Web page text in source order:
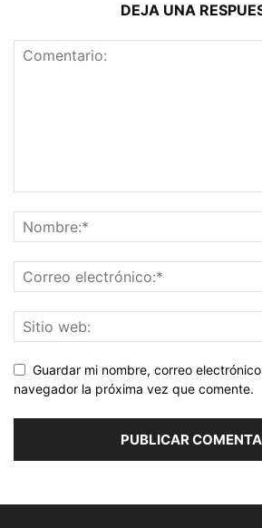
DEJA UNA
Guardar mi nombre, correo
navegador la próxima vez que comente.